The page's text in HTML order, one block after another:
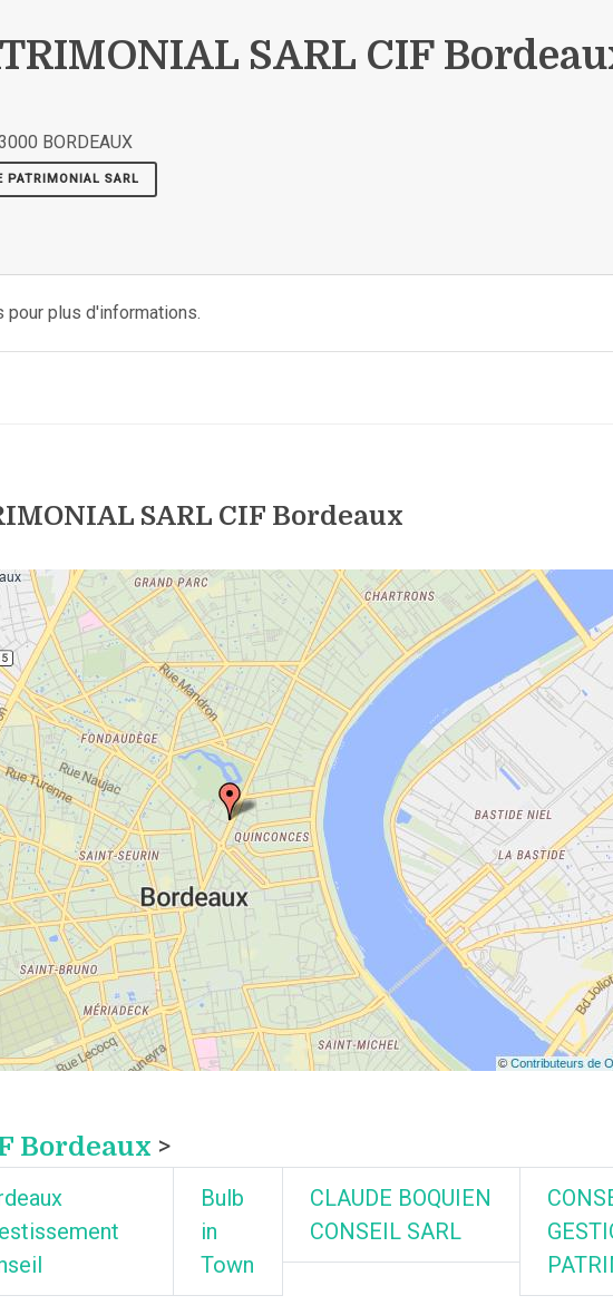
SARL CIF
BORDEAUX
PATRIMONIAL SARL
pour plus d'informations.
SARL CIF Bordeaux
Bordeaux >
Bulb
in
Town
CLAUDE BOQUIEN
CONSEIL SARL